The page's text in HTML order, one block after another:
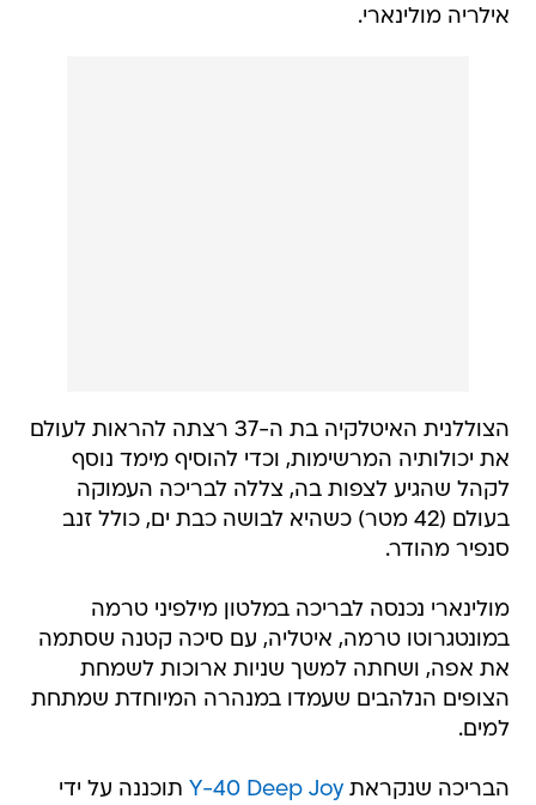
אילריה מולינארי.
הצוללנית האיטלקיה בת ה-37 רצתה להראות לעולם
את יכולותיה המרשימות, וכדי להוסיף מימד נוסף
לקהל שהגיע לצפות בה, צללה לבריכה העמוקה
בעולם (42 מטר) כשהיא לבושה כבת ים, כולל זנב
סנפיר מהודר.
מולינארי נכנסה לבריכה במלטון מילפיני טרמה
במונטגרוטו טרמה, איטליה, עם סיכה קטנה שסתמה
את אפה, ושחתה למשך שניות ארוכות לשמחת
הצופים הנלהבים שעמדו במנהרה המיוחדת שמתחת
למים.
הבריכה שנקראתY-40 Deep Joy תוכננה על ידי